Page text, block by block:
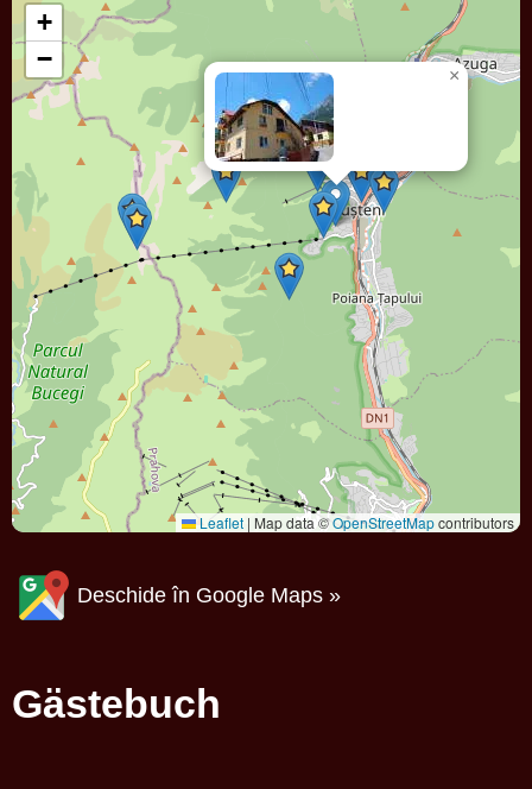
×
+
−
Leaflet | Map data ©OpenStreetMapcontributors
Deschide în Google Maps »
Gästebuch